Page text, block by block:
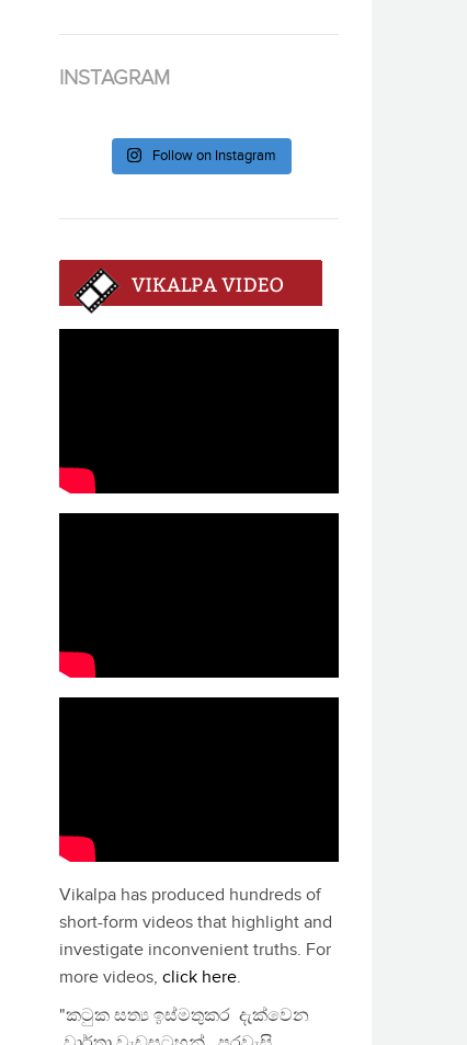
INSTAGRAM
Follow on Instagram
Vikalpa has produced hundreds of
short-form videos that highlight and
investigate inconvenient truths. For
more videos, click here.
"කටුක සත්‍ය ඉස්මතුකර දැක්වෙන